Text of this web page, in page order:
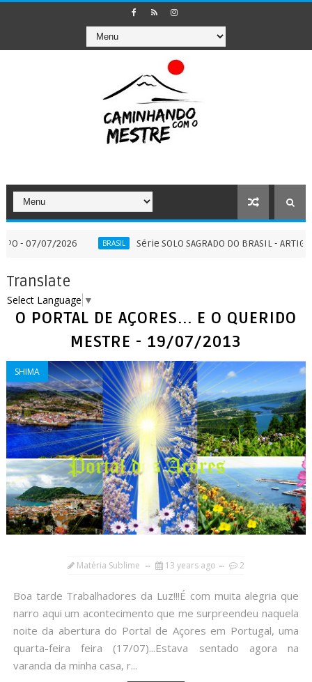
2026 BRASIL Série SOLO SAGRADO DO BRASIL - ARTIGO
Translate
Select Language ▼
O PORTAL DE AÇORES... E O QUERIDO
MESTRE - 19/07/2013
SHIMA
Matéria Sublime 13 years ago 2
Boa tarde Trabalhadores da Luz!!!É com muita alegria que
narro aqui um acontecimento que me surpreendeu naquela
noite da abertura do Portal de Açores em Portugal, uma
quarta-feira feira (17/07)...Estava sentado agora na
varanda da minha casa, r...